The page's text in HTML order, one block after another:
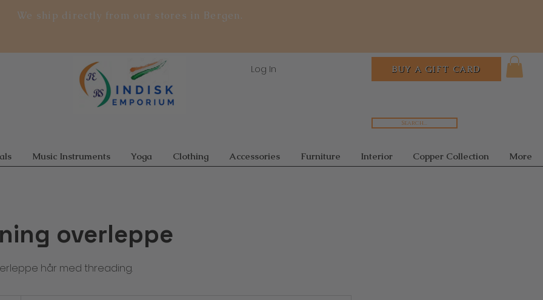
We ship directly from our stores in Bergen.
Log In BUY A GIFT CARD
Search...
Music Instruments Yoga Clothing Accessories Furniture Interior Copper Collection More
overleppe
hår med threading.